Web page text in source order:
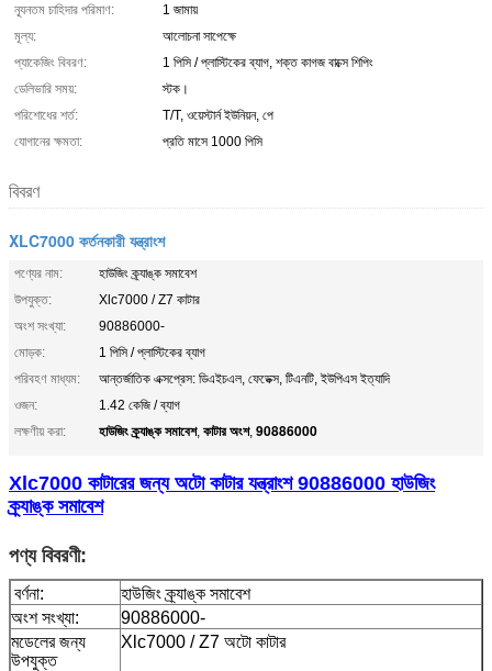
ন্যূনতম চাহিদার পরিমাণ:
1 জামায়
মূল্য:
আলোচনা সাপেক্ষে
প্যাকেজিং বিবরণ:
1 পিসি / প্লাস্টিকের ব্যাগ, শক্ত কাগজ বাক্সে শিপিং
ডেলিভারি সময়:
স্টক।
পরিশোধের শর্ত:
T/T, ওয়েস্টার্ন ইউনিয়ন, পে
যোগানের ক্ষমতা:
প্রতি মাসে 1000 পিসি
বিবরণ
XLC7000 কর্তনকারী যন্ত্রাংশ
পণ্যের নাম:
হাউজিং ক্র্যাঙ্ক সমাবেশ
উপযুক্ত:
Xlc7000 / Z7 কাটার
অংশ সংখ্যা:
90886000-
মোড়ক:
1 পিসি / প্লাস্টিকের ব্যাগ
পরিবহণ মাধ্যম:
আন্তর্জাতিক এক্সপ্রেস: ডিএইচএল, ফেডেক্স, টিএনটি, ইউপিএস ইত্যাদি
ওজন:
1.42 কেজি / ব্যাগ
লক্ষণীয় করা:
হাউজিং ক্র্যাঙ্ক সমাবেশ, কাটার অংশ, 90886000
Xlc7000 কাটারের জন্য অটো কাটার যন্ত্রাংশ 90886000 হাউজিং
ক্র্যাঙ্ক সমাবেশ
পণ্য বিবরণী:
বর্ণনা:
হাউজিং ক্র্যাঙ্ক সমাবেশ
অংশ সংখ্যা:
90886000-
মডেলের জন্য
উপযুক্ত
Xlc7000 / Z7 অটো কাটার